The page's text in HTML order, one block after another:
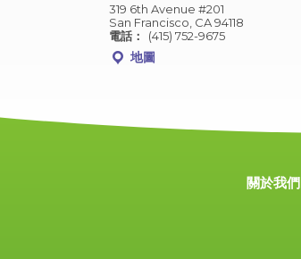
319 6th Avenue #201
San Francisco, CA 94118
電話：
(415) 752-9675
地圖
關於我們